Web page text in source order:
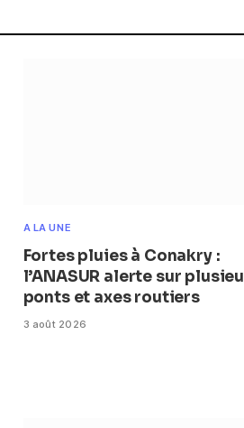
A LA UNE
Fortes pluies à Conakry :
l’ANASUR alerte sur
ponts et axes routiers
3 août 2026